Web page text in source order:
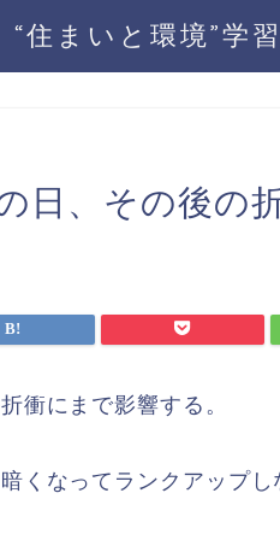
“住まいと環境”学
日、その後の
衝にまで影響する。
くなってランクアップし